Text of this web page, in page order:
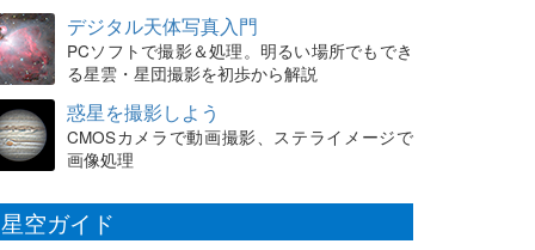
デジタル天体写真入門
PCソフトで撮影＆処理。明るい場所でもでき
る星雲・星団撮影を初歩から解説
惑星を撮影しよう
CMOSカメラで動画撮影、ステライメージで
画像処理
星空ガイド